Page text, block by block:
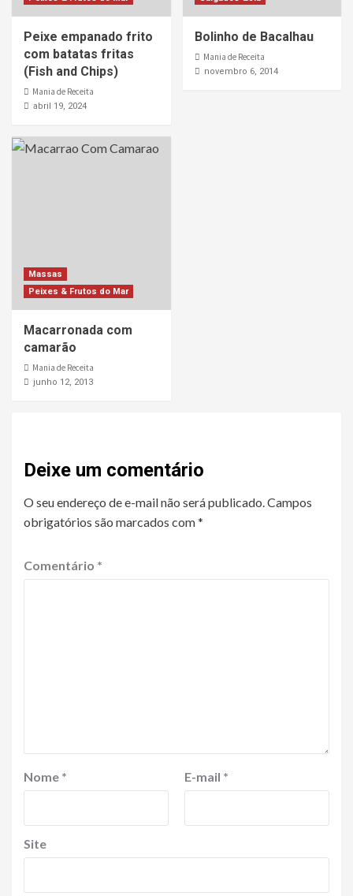
Peixe empanado frito
com batatas fritas
(Fish and Chips)
Mania de Receita
abril 19, 2024
Bolinho de Bacalhau
Mania de Receita
novembro 6, 2014
Massas
Peixes & Frutos do Mar
Macarronada com
camarão
Mania de Receita
junho 12, 2013
Deixe um comentário
O seu endereço de e-mail não será publicado. Campos
obrigatórios são marcados com*
Comentário *
Nome * E-mail *
Site